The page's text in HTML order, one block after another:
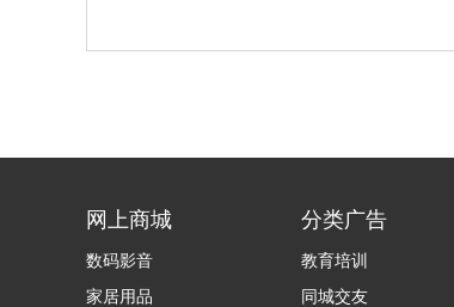
网上商城
数码影音
家居用品
分类广告
教育培训
同城交友